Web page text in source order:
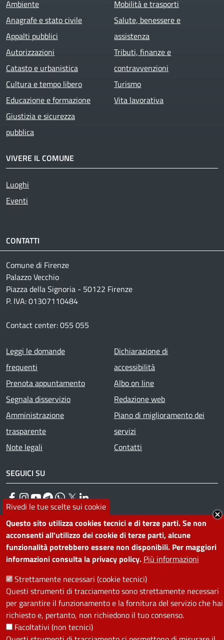
Rivedi le tue scelte sui cookie
Questo sito utilizza cookies tecnici e di terze parti. Se non
acconsenti all'utilizzo dei cookie di terze parti, alcune
funzionalità potrebbero essere non disponibili. Per maggiori
informazioni consulta la privacy policy. Più informazioni
Strettamente necessari (cookie tecnici)
Questi strumenti di tracciamento sono strettamente necessari
per garantire il funzionamento e la fornitura del servizio che hai
richiesto e, pertanto, non richiedono il tuo consenso.
Facoltativi (non tecnici)
Ambiente
Anagrafe e stato civile
Appalti pubblici
Autorizzazioni
Catasto e urbanistica
Cultura e tempo libero
Educazione e formazione
Giustizia e sicurezza
pubblica
Mobilità e trasporti
Salute, benessere e
assistenza
Tributi, finanze e
contravvenzioni
Turismo
Vita lavorativa
VIVERE IL COMUNE
Luoghi
Eventi
CONTATTI
Comune di Firenze
Palazzo Vecchio
Piazza della Signoria - 50122 Firenze
P. IVA: 01307110484
Contact center: 055 055
Footer menu
Leggi le domande
frequenti
Prenota appuntamento
Segnala disservizio
Amministrazione
trasparente
Note legali
Dichiarazione di
accessibilità
Albo on line
Redazione web
Piano di miglioramento dei
servizi
Contatti
SEGUICI SU
Facebook
Instagram
YouTube
Telegram
WhatsApp
TwitterLinkedin
PRIVACY
Useful links section
La Privacy nel Comune